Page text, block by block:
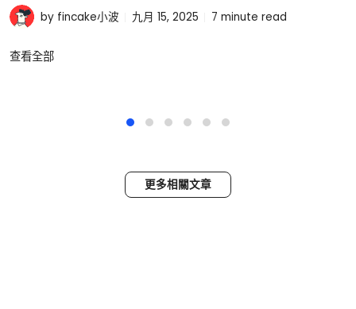
by fincake小波 九月 15, 2025 7 minute read
查看全部
更多相關文章